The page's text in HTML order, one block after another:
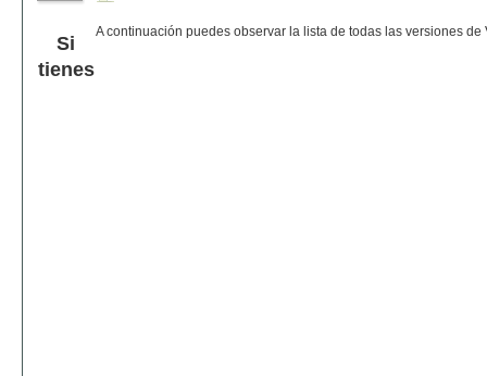
A continuación puedes observar la lista de todas las versiones
Si
tienes